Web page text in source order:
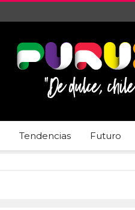
Tendencias Futuro